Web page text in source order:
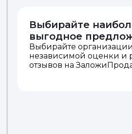
Выбирайте
выгодное
Выбирайте
независимой оценки и
отзывов на